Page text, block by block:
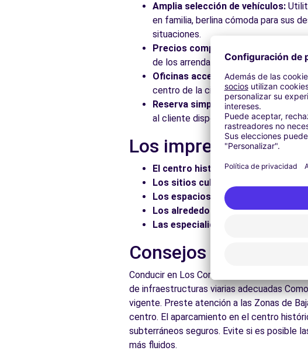
Amplia selección de vehículos:
en familia, berlina cómoda para sus
situaciones.
Precios competitivos:
Aproveche
de los arrendadores asociados.
Oficinas accesibles:Recoja su
centro de la ciudad, en estaciones o
Reserva simplificada:Nuestra
al cliente disponible para responder a
Los imprescindibles
El centro histórico:Pasee por las
Los sitios culturales:
Los espacios naturales:
Disfrute
Los alrededores:
Explore los
Las especialidades locales:
Consejos prácticos
Conducir en Los Corrales de Buelna es
de infraestructuras viarias adecuadas
vigente. Preste atención a las Zonas de
centro. El aparcamiento en el centro
subterráneos seguros. Evite si es posible
más fluidos.